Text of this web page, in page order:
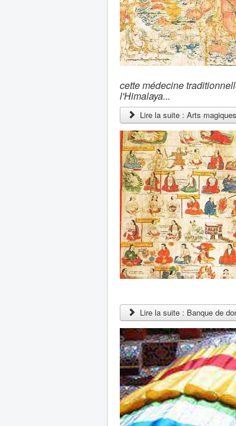
cette médecine
l'Himalaya...
Lire la suite : Arts
Lire la suite : Banque de